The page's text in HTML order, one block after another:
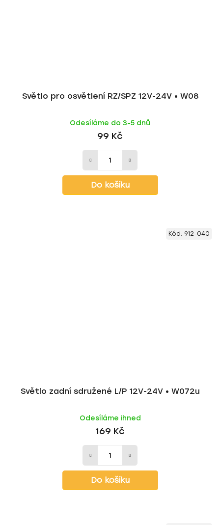
Světlo pro osvětlení RZ/SPZ 12V-24V • W08
Odesíláme do 3-5 dnů
99 Kč
Do košíku
Světlo zadní sdružené L/P 12V-24V • W072u
Odesíláme ihned
169 Kč
Do košíku
Kód: 912-040